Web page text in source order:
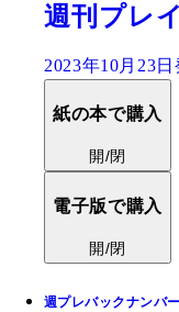
週刊プレ
2023年10月23日
紙の本で購入
開/閉
電子版で購入
開/閉
週プレバックナンバ